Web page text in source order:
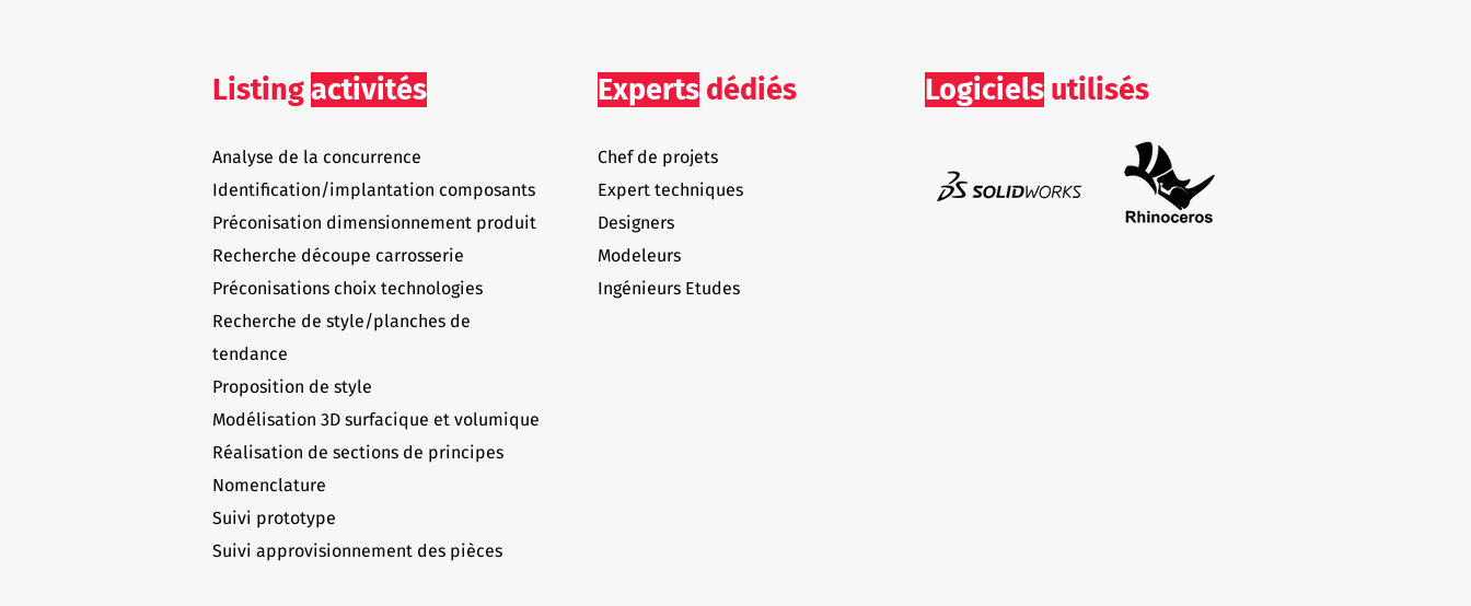
Listingactivités
Analyse de la concurrence
Identification/implantation composants
Préconisation dimensionnement produit
Recherche découpe carrosserie
Préconisations choix technologies
Recherche de style/planches de
tendance
Proposition de style
Modélisation 3D surfacique et volumique
Réalisation de sections de principes
Nomenclature
Suivi prototype
Suivi approvisionnement des pièces
Experts dédiés
Chef de projets
Expert techniques
Designers
Modeleurs
Ingénieurs Etudes
Logiciels utilisés